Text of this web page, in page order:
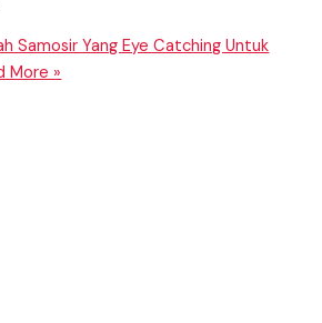
Samosir Yang Eye Catching Untuk
More »